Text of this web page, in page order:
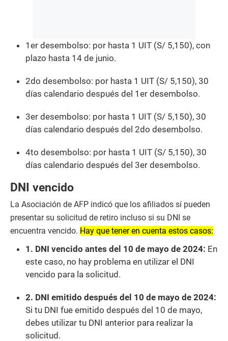
1er desembolso: por hasta 1 UIT (S/ 5,150), con
plazo hasta 14 de junio.
2do desembolso: por hasta 1 UIT (S/ 5,150), 30
días calendario después del 1er desembolso.
3er desembolso: por hasta 1 UIT (S/ 5,150), 30
días calendario después del 2do desembolso.
4to desembolso: por hasta 1 UIT (S/ 5,150), 30
días calendario después del 3er desembolso.
DNI vencido
La Asociación de AFP indicó que los afiliados sí pueden
presentar su solicitud de retiro incluso si su DNI se
encuentra vencido. Hay que tener en cuenta estos casos:
1. DNI vencido antes del 10 de mayo de 2024: En
este caso, no hay problema en utilizar el DNI
vencido para la solicitud.
2. DNI emitido después del 10 de mayo de 2024:
Si tu DNI fue emitido después del 10 de mayo,
debes utilizar tu DNI anterior para realizar la
solicitud.